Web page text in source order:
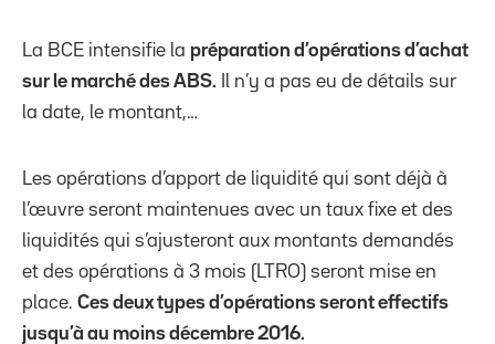
La BCE intensifie la préparation d’opérations d’achat
sur le marché des ABS. Il n’y a pas eu de détails sur
la date, le montant,…
Les opérations d’apport de liquidité qui sont déjà à
l’œuvre seront maintenues avec un taux fixe et des
liquidités qui s’ajusteront aux montants demandés
et des opérations à 3 mois (LTRO) seront mise en
place. Ces deux types d’opérations seront effectifs
jusqu’à au moins décembre 2016.